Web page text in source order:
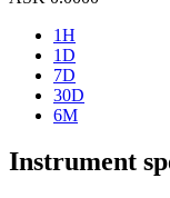
1H
1D
7D
30D
6M
Instrument